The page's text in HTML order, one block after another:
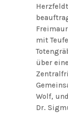
mit
über
Wolf,
Dr.